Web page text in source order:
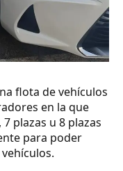
flota de vehículos
en la que
plazas u 8 plazas
para poder